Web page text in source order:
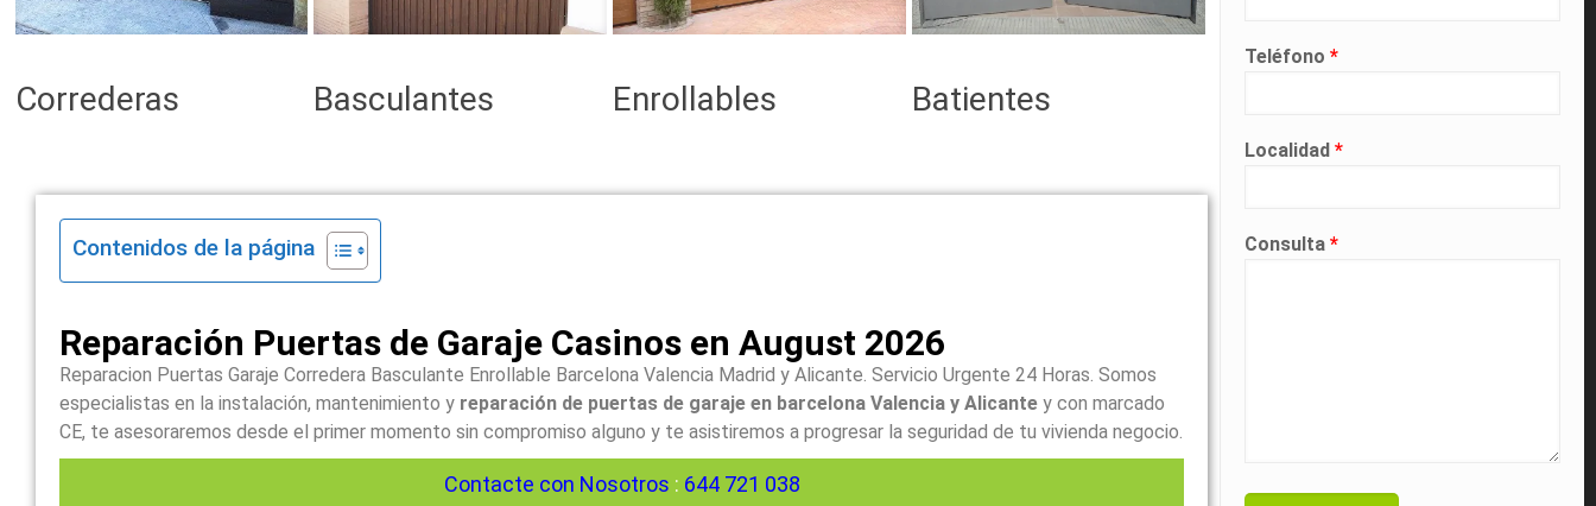
Correderas Basculantes Enrollables Batientes
Contenidos de la página
Reparación Puertas de Garaje Casinos en August 2026
Reparacion Puertas Garaje Corredera Basculante Enrollable Barcelona Valencia Madrid y Alicante. Servicio Urgente 24 Horas. Somos
especialistas en la instalación, mantenimiento y reparación de puertas de garaje en barcelona Valencia y Alicante y con marcado
CE, te asesoraremos desde el primer momento sin compromiso alguno y te asistiremos a progresar la seguridad de tu vivienda negocio.
Contacte con Nosotros : 644 721 038
Teléfono*
Localidad*
Consulta*